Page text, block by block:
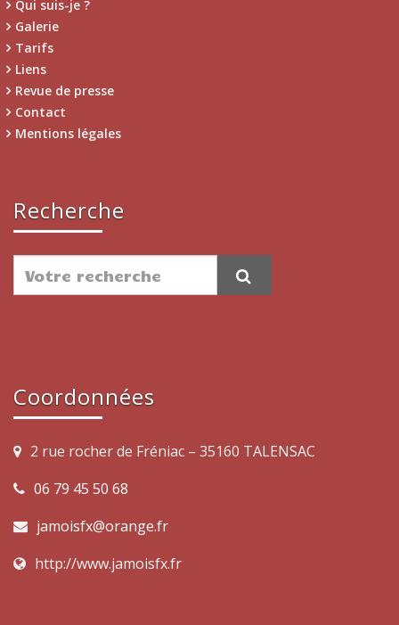
Qui suis-je ?
Galerie
Tarifs
Liens
Revue de presse
Contact
Mentions légales
Recherche
Coordonnées
2 rue rocher de Fréniac – 35160 TALENSAC
06 79 45 50 68
jamoisfx@orange.fr
http://www.jamoisfx.fr